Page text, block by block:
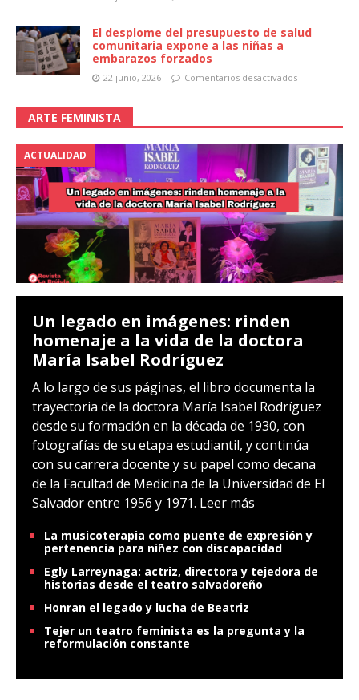
El desplome del presupuesto de salud
comunitaria expone a las niñas a
embarazos forzados
22 junio, 2026 Comentarios desactivados
ARTE FEMINISTA
ACTUALIDAD
Un legado en imágenes: rinden
homenaje a la vida de la doctora
María Isabel Rodríguez
A lo largo de sus páginas, el libro documenta la
trayectoria de la doctora María Isabel Rodríguez
desde su formación en la década de 1930, con
fotografías de su etapa estudiantil, y continúa
con su carrera docente y su papel como decana
de la Facultad de Medicina de la Universidad de El
Salvador entre 1956 y 1971. Leer más
La musicoterapia como puente de expresión y
pertenencia para niñez con discapacidad
Egly Larreynaga: actriz, directora y tejedora de
historias desde el teatro salvadoreño
Honran el legado y lucha de Beatriz
Tejer un teatro feminista es la pregunta y la
reformulación constante